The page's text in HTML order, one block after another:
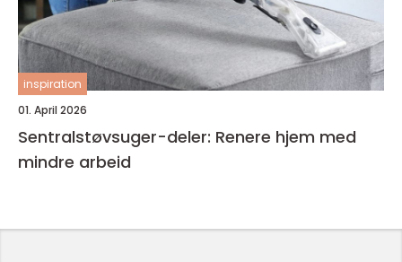
inspiration
01. April 2026
Sentralstøvsuger-deler: Renere hjem med
mindre arbeid